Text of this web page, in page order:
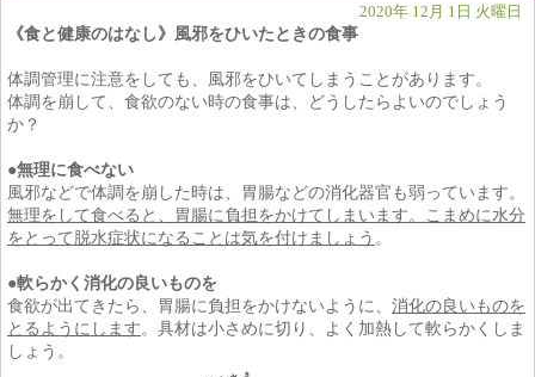
2020年 12月 1日 火曜日
《食と健康のはなし》風邪をひいたときの食事
体調管理に注意をしても、風邪をひいてしまうことがあります。
体調を崩して、食欲のない時の食事は、どうしたらよいのでしょう
か？
●無理に食べない
風邪などで体調を崩した時は、胃腸などの消化器官も弱っています。
無理をして食べると、胃腸に負担をかけてしまいます。こまめに水分
をとって脱水症状になることは気を付けましょう 。
●軟らかく消化の良いものを
食欲が出てきたら、胃腸に負担をかけないように、 消化の良いものを
とるようにします 。具材は小さめに切り、よく加熱して軟らかくしま
しょう。